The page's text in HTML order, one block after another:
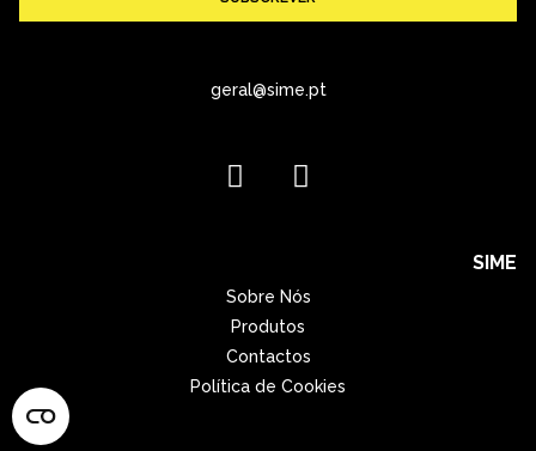
geral@sime.pt
SIME
Sobre Nós
Produtos
Contactos
Política de Cookies